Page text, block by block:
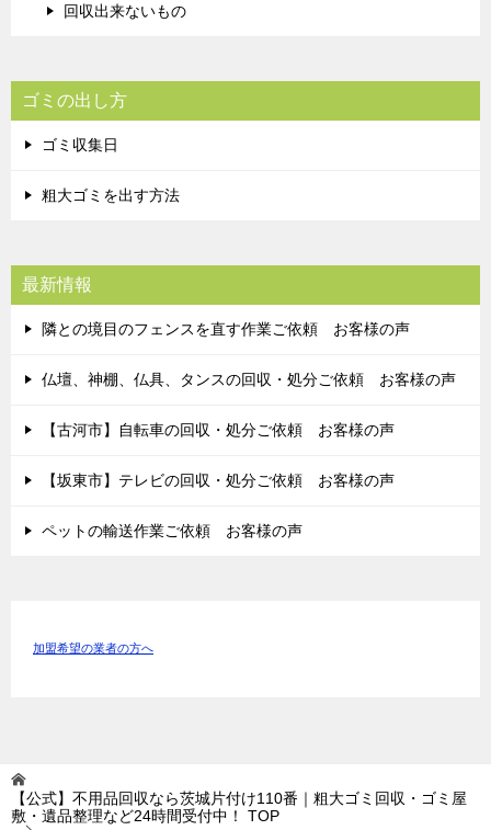
回収出来ないもの
ゴミの出し方
ゴミ収集日
粗大ゴミを出す方法
最新情報
隣との境目のフェンスを直す作業ご依頼 お客様の声
仏壇、神棚、仏具、タンスの回収・処分ご依頼 お客様の声
【古河市】自転車の回収・処分ご依頼 お客様の声
【坂東市】テレビの回収・処分ご依頼 お客様の声
ペットの輸送作業ご依頼 お客様の声
加盟希望の業者の方へ
【公式】不用品回収なら茨城片付け110番｜粗大ゴミ回収・ゴミ屋
敷・遺品整理など24時間受付中！
TOP